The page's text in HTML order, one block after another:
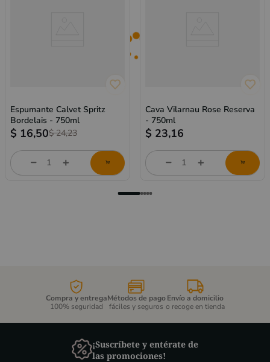
Espumante Calvet Spritz
Bordelais - 750ml
$24,23
$ 16,50
Cantidad
Cava Vilarnau Rose Reserva
- 750ml
$ 23,16
Cantidad
Compra y entrega
100% seguridad
Métodos de pago
fáciles y seguros
Envío a domicilio
o recoge en tienda
¡Suscríbete y entérate de
las promociones!